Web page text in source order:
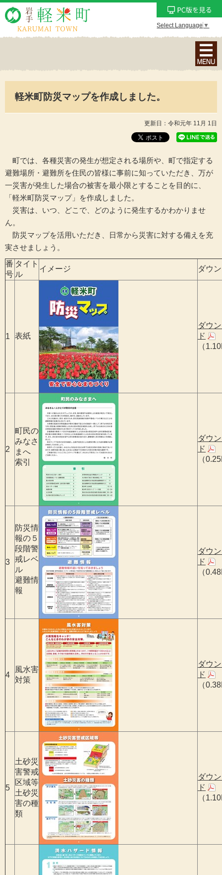
Select Language ▼
ナ
ビ
ン
メ
ュ
ー
を
示
軽米町防災マップを作成しました。
更新日：令和元年 11月 1日
町では、各種災害の発生が想定される場所や、町で指定する
避難場所・避難所を住民の皆様に事前に知っていただき、万が
一災害が発生した場合の被害を最小限とすることを目的に、
「軽米町防災マップ」を作成しました。
災害は、いつ、どこで、どのように発生するかわかりませ
ん。
防災マップを活用いただき、日常から災害に対する備えを充
実させましょう。
番
号
タイト
ル
イメージ ダウ
1 表紙
ダウ
ド
（
2
町民の
みなさ
まへ
索引
ダウ
ド
（
3
防災情
報の５
段階警
戒レベ
ル
避難情
報
ダウ
ド
（
4
風水害
対策
ダウ
ド
（
5
土砂災
害警戒
区域等
土砂災
害の種
類
ダウ
ド
（